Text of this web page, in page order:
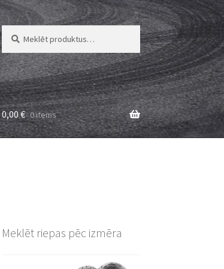
Meklēt:
Meklēt
0,00€ 0 items
Meklēt riepas pēc izmēra